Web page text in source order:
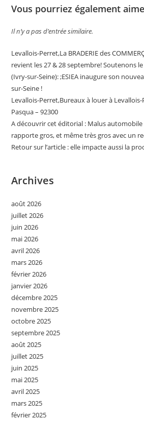
Vous pourriez également
Il n’y a pas d’entrée similaire.
Levallois-Perret,La BRADERIE des
revient les 27 & 28 septembre! Soutenons
(Ivry-sur-Seine): ;ESIEA inaugure son
sur-Seine !
Levallois-Perret,Bureaux à louer à
Pasqua – 92300
A découvrir cet éditorial : Malus
rapporte gros, et même très gros avec un
Retour sur l’article : elle impacte aussi la
Archives
août 2026
juillet 2026
juin 2026
mai 2026
avril 2026
mars 2026
février 2026
janvier 2026
décembre 2025
novembre 2025
octobre 2025
septembre 2025
août 2025
juillet 2025
juin 2025
mai 2025
avril 2025
mars 2025
février 2025